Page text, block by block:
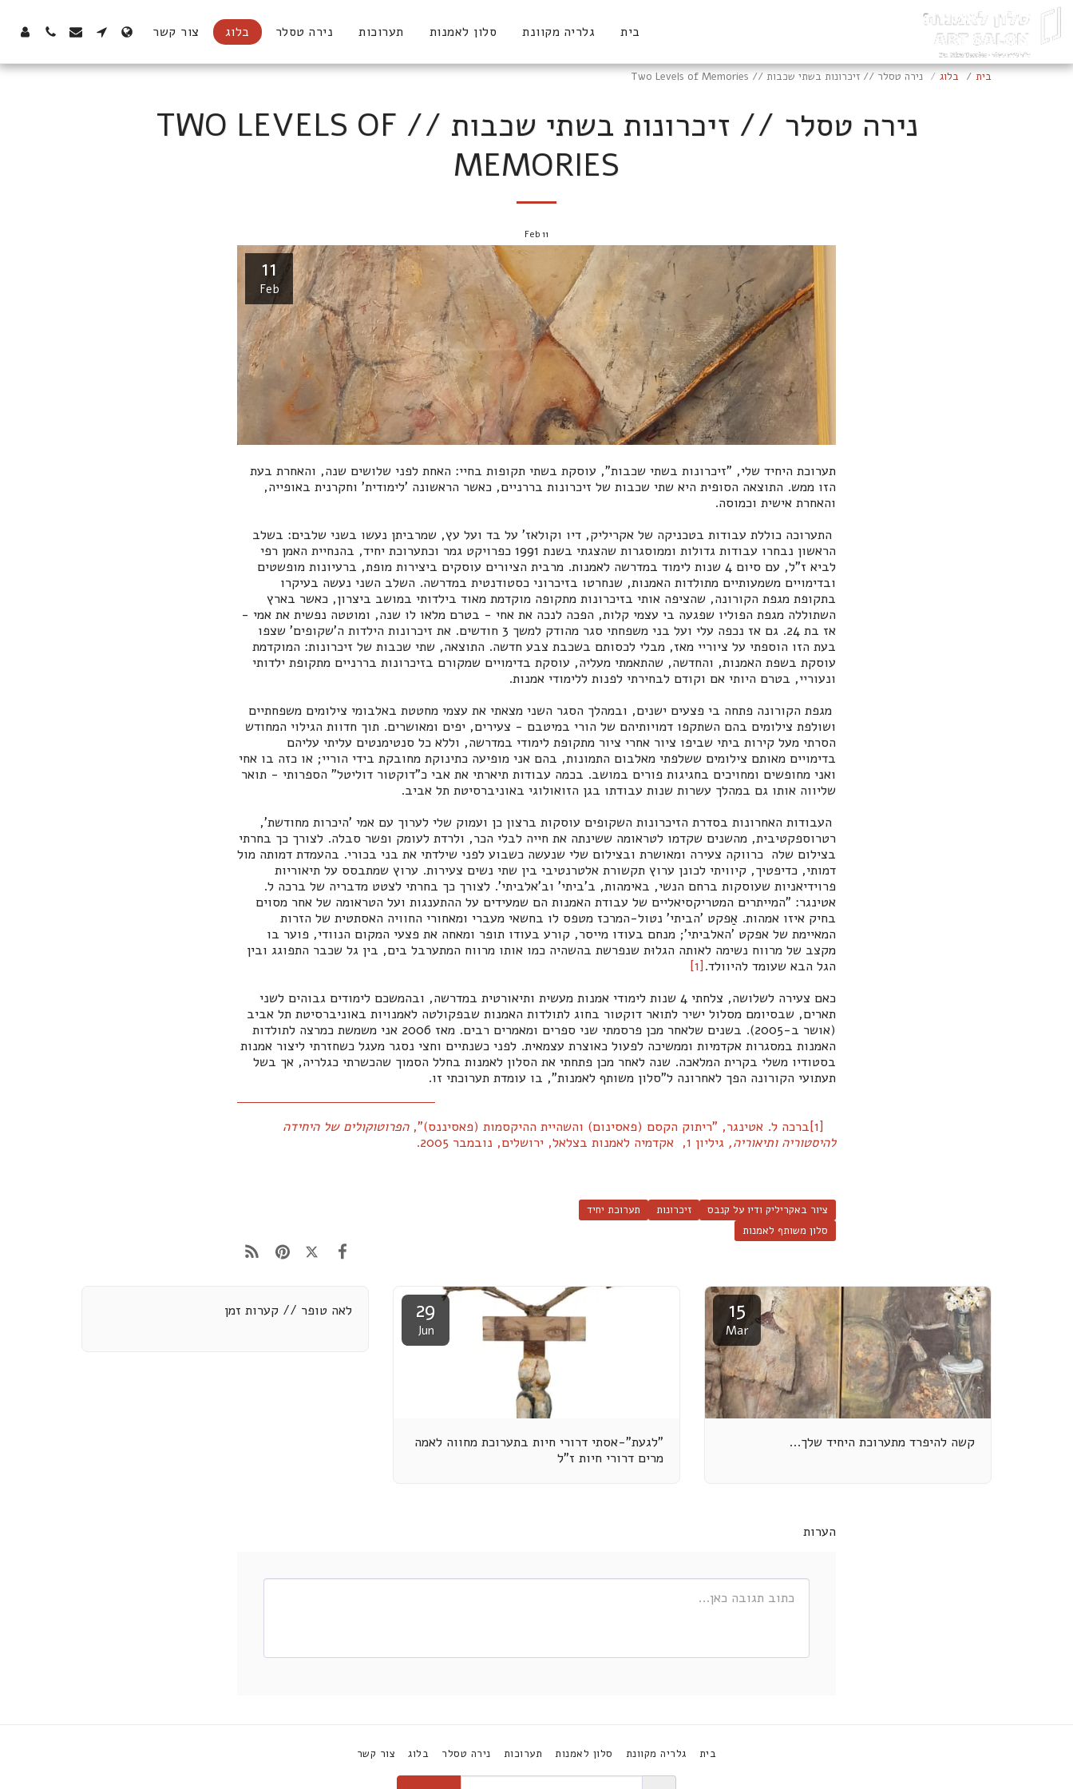
בית גלריה מקוונת סלון לאמנות תערוכות נירה טסלר בלוג צור קשר
בית בלוג נירה טסלר // זיכרונות בשתי שכבות // Two Levels of Memories
נירה טסלר // זיכרונות בשתי שכבות // TWO LEVELS OF
MEMORIES
11
Feb
11
Feb
תערוכת היחיד שלי, "זיכרונות בשתי שכבות", עוסקת בשתי תקופות בחיי: האחת לפני שלושים שנה, והאחרת בעת
הזו ממש. התוצאה הסופית היא שתי שכבות של זיכרונות בררניים, כאשר הראשונה 'לימודית' וחקרנית באופייה,
והאחרת אישית וכמוסה.
התערוכה כוללת עבודות בטכניקה של אקריליק, דיו וקולאז' על בד ועל עץ, שמרביתן נעשו בשני שלבים: בשלב
הראשון נבחרו עבודות גדולות וממוסגרות שהצגתי בשנת 1991 כפרויקט גמר וכתערוכת יחיד, בהנחיית האמן רפי
לביא ז"ל, עם סיום 4 שנות לימוד במדרשה לאמנות. מרבית הציורים עוסקים ביצירות מופת, ברעיונות מופשטים
ובדימויים משמעותיים מתולדות האמנות, שנחרטו בזיכרוני כסטודנטית במדרשה. השלב השני נעשה בעיקרו
בתקופת מגפת הקורונה, שהציפה אותי בזיכרונות מתקופה מוקדמת מאוד בילדותי במושב ביצרון, כאשר בארץ
השתוללה מגפת הפוליו שפגעה בי עצמי קלות, הפכה לנכה את אחי - בטרם מלאו לו שנה, ומוטטה נפשית את אמי -
אז בת 24. גם אז נכפה עלי ועל בני משפחתי סגר מהודק למשך 3 חודשים. את זיכרונות הילדות ה'שקופים' שצפו
בעת הזו הוספתי על ציוריי מאז, מבלי לכסותם בשכבת צבע חדשה. התוצאה, שתי שכבות של זיכרונות: המוקדמת
עוסקת בשפת האמנות, והחדשה, שהתאמתי מעליה, עוסקת בדימויים שמקורם בזיכרונות בררניים מתקופת ילדותי
ונעוריי, בטרם היותי אם וקודם לבחירתי לפנות ללימודי אמנות.
מגפת הקורונה פתחה בי פצעים ישנים, ובמהלך הסגר השני מצאתי את עצמי מחטטת באלבומי צילומים משפחתיים
ושולפת צילומים בהם השתקפו דמויותיהם של הורי במיטבם - צעירים, יפים ומאושרים. תוך חדוות הגילוי המחודש
הסרתי מעל קירות ביתי שביפו ציור אחרי ציור מתקופת לימודי במדרשה, וללא כל סנטימנטים עליתי עליהם
בדימויים מאותם צילומים ששלפתי מאלבום התמונות, בהם אני מופיעה כתינוקת מחובקת בידי הוריי; או כזה בו אחי
ואני מחופשים ומחויכים בחגיגות פורים במושב. בכמה עבודות תיארתי את אבי כ"דוקטור דוליטל" הספרותי - תואר
שליווה אותו גם במהלך עשרות שנות עבודתו בגן הזואולוגי באוניברסיטת תל אביב.
העבודות האחרונות בסדרת הזיכרונות השקופים עוסקות ברצון כן ועמוק שלי לערוך עם אמי 'היכרות מחודשת',
רטרוספקטיבית, מהשנים שקדמו לטראומה ששינתה את חייה לבלי הכר, ולרדת לעומק ופשר סבלה. לצורך כך בחרתי
בצילום שלה כרווקה צעירה ומאושרת ובצילום שלי שנעשה כשבוע לפני שילדתי את בני בכורי. בהעמדת דמותה מול
דמותי, כדיפטיך, קיוויתי לכונן ערוץ תקשורת אלטרנטיבי בין שתי נשים צעירות. ערוץ שמתבסס על תיאוריות
פרוידיאניות שעוסקות ברחם הנשי, באימהות, ב'ביתי' וב'אלביתי'. לצורך כך בחרתי לצטט מדבריה של ברכה ל.
אטינגר: "המייתרים המטריקסיאליים של עבודת האמנות הם שמעידים על ההתענגות ועל הטראומה של אחר מסוים
בחיק איזו אמהות. אַפקט 'הביתי' נטול-המרכז מטפס לו בחשאי מעברי ומאחורי החוויה האסתטית של הזרות
המאיימת של אפקט 'האלביתי'; מנחם בעודו מייסר, קורע בעודו תופר ומאחה את פצעי המקום הנוודי, פוער בו
מקצב של מרווח נשימה לאותה הגלוּת שנפרשת בהשהיה כמו אותו מרווח המתערבל בים, בין גל שכבר התפוגג ובין
הגל הבא שעומד להיוולד.[1]
כאם צעירה לשלושה, צלחתי 4 שנות לימודי אמנות מעשית ותיאורטית במדרשה, ובהמשכם לימודים גבוהים לשני
תארים, שבסיומם מסלול ישיר לתואר דוקטור בחוג לתולדות האמנות שבפקולטה לאמנויות באוניברסיטת תל אביב
(אושר ב-2005). בשנים שלאחר מכן פרסמתי שני ספרים ומאמרים רבים. מאז 2006 אני משמשת כמרצה לתולדות
האמנות במסגרות אקדמיות וממשיכה לפעול כאוצרת עצמאית. לפני כשנתיים וחצי נסגר מעגל כשחזרתי ליצור אמנות
בסטודיו משלי בקרית המלאכה. שנה לאחר מכן פתחתי את הסלון לאמנות בחלל הסמוך שהכשרתי כגלריה, אך בשל
תעתועי הקורונה הפך לאחרונה ל"סלון משותף לאמנות", בו עומדת תערוכתי זו.
[1]ברכה ל. אטינגר, "ריתוק הקסם (פאסינום) והשהיית ההיקסמות (פאסיננס)",
הפרוטוקולים של היחידה
להיסטוריה ותיאוריה, גיליון 1, אקדמיה לאמנות בצלאל, ירושלים, נובמבר 2005.
ציור באקריליק ודיו על קנבס זיכרונות
תערוכת יחיד
סלון משותף לאמנות
15
Mar
קשה להיפרד מתערוכת היחיד שלך...
29
Jun
"לגעת"-אסתי דרורי חיות בתערוכת מחווה לאמה
מרים דרורי חיות ז"ל
לאה טופר // קערות זמן
הערות
בית גלריה מקוונת סלון לאמנות תערוכות נירה טסלר בלוג צור קשר